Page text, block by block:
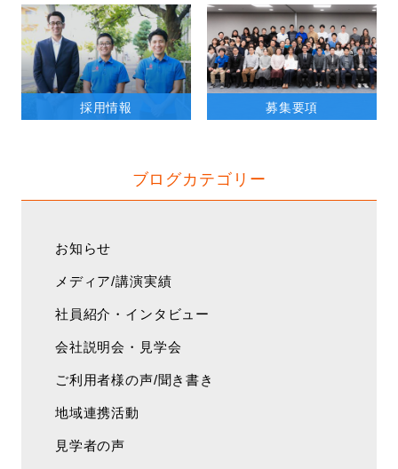
採用情報 募集要項
ブログカテゴリー
お知らせ
メディア/講演実績
社員紹介・インタビュー
会社説明会・見学会
ご利用者様の声/聞き書き
地域連携活動
見学者の声